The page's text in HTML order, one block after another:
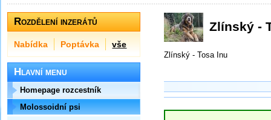
Zlínský -
Zlínský - Tosa Inu
Rozdělení inzerátů
Nabídka Poptávka vše
Hlavní menu
Homepage rozcestník
Molossoidní psi